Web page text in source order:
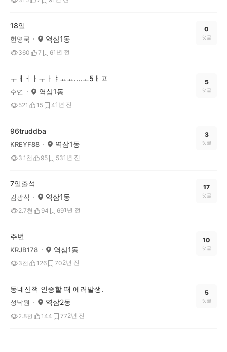
18일
현영국 역삼1동
360 7 61년 전
0
댓글
ㅜㅐㅓㅏㅜㅏㅑㅛㅛ....ㅗ5ㅐㅍ
수연 역삼1동
521 15 41년 전
5
댓글
96truddba
KREYF88 역삼1동
3.1천 95 531년 전
3
댓글
7일출석
김광식 역삼1동
2.7천 94 691년 전
17
댓글
주변
KRJB178 역삼1동
3천 126 702년 전
10
댓글
동네산책 인증할 때 에러발생.
성낙원 역삼2동
2.8천 144 772년 전
5
댓글